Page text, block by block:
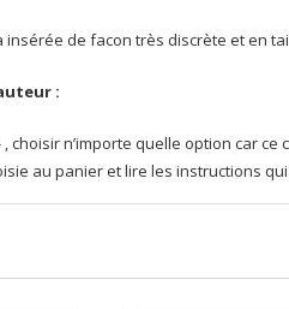
insérée de facon très discrète et en
:
, choisir n’importe quelle option car
au panier et lire les instructions